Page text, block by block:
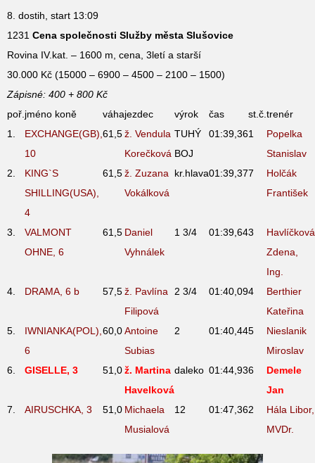
8. dostih, start 13:09
1231 Cena společnosti Služby města Slušovice
Rovina IV.kat. – 1600 m, cena, 3letí a starší
30.000 Kč (15000 – 6900 – 4500 – 2100 – 1500)
Zápisné: 400 + 800 Kč
poř. jméno koně váhajezdec výrok čas st.č. trenér
1.
EXCHANGE(GB),
10
61,5ž. Vendula
Korečková
TUHÝ
BOJ
01:39,361
Popelka
Stanislav
2.
KING`S
SHILLING(USA),
4
61,5ž. Zuzana
Vokálková
kr.hlava01:39,377
Holčák
František
3.
VALMONT
OHNE, 6
61,5 Daniel
Vyhnálek
1 3/4 01:39,643
Havlíčková
Zdena,
Ing.
4.
DRAMA, 6 b 57,5ž. Pavlína
Filipová
2 3/4 01:40,094
Berthier
Kateřina
5.
IWNIANKA(POL),
6
60,0Antoine
Subias
2 01:40,445
Nieslanik
Miroslav
6.
GISELLE, 3 51,0ž. Martina
Havelková
daleko 01:44,936
Demele
Jan
7.
AIRUSCHKA, 3 51,0 Michaela
Musialová
12 01:47,362
Hála Libor,
MVDr.